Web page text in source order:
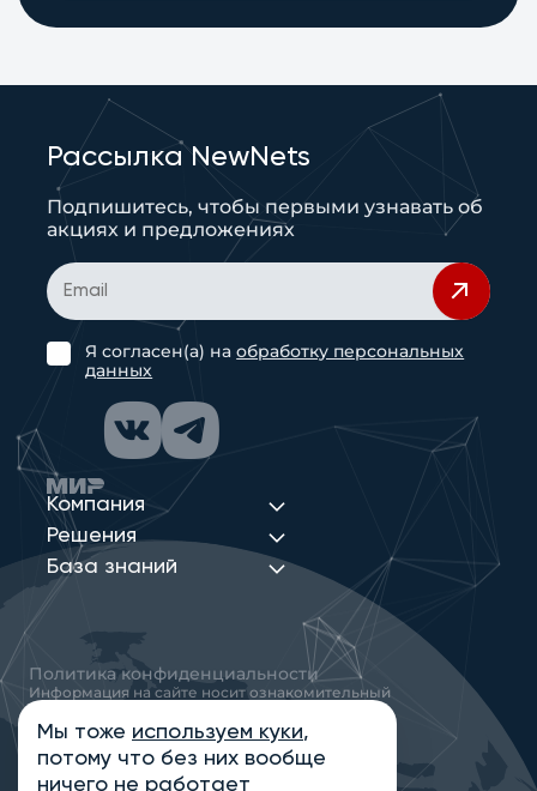
Компания
Решения
База знаний
Рассылка NewNets
Подпишитесь, чтобы первыми узнавать об
акциях и предложениях
Я согласен(а) наобработку персональных
данных
Политика конфиденциальности
Информация на сайте носит ознакомительный
характер и не является публичной офертой,
определяемой положениями статьи 437
Гражданского кодекса РФ
© 2013-2026 Новые Сети Интеграция
Мы тоже используем куки,
потому что без них вообще
ничего не работает